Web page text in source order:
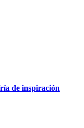
de inspiración